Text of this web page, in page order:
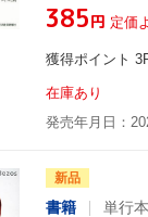
¥385円 定価
獲得ポイント
在庫あり
発売年月日：
新品
書籍 単行本